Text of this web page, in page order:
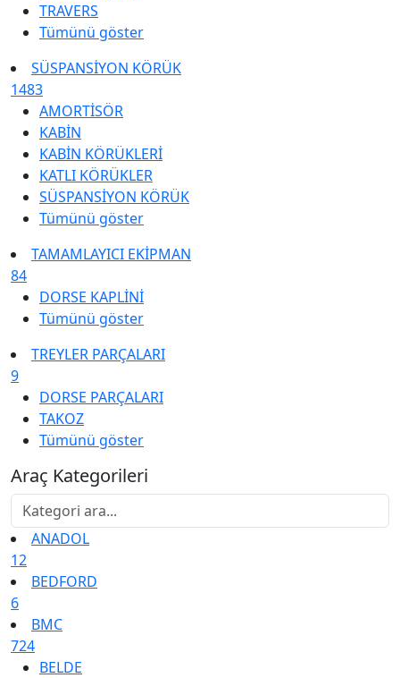
TRAVERS
Tümünü göster
SÜSPANSİYON KÖRÜK
1483
AMORTİSÖR
KABİN
KABİN KÖRÜKLERİ
KATLI KÖRÜKLER
SÜSPANSİYON KÖRÜK
Tümünü göster
TAMAMLAYICI EKİPMAN
84
DORSE KAPLİNİ
Tümünü göster
TREYLER PARÇALARI
9
DORSE PARÇALARI
TAKOZ
Tümünü göster
Araç Kategorileri
ANADOL
12
BEDFORD
6
BMC
724
BELDE